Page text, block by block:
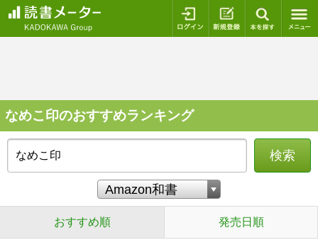
ログイン 新規登録
なめこ印のおすすめランキング
検索
おすすめ順 発売日順